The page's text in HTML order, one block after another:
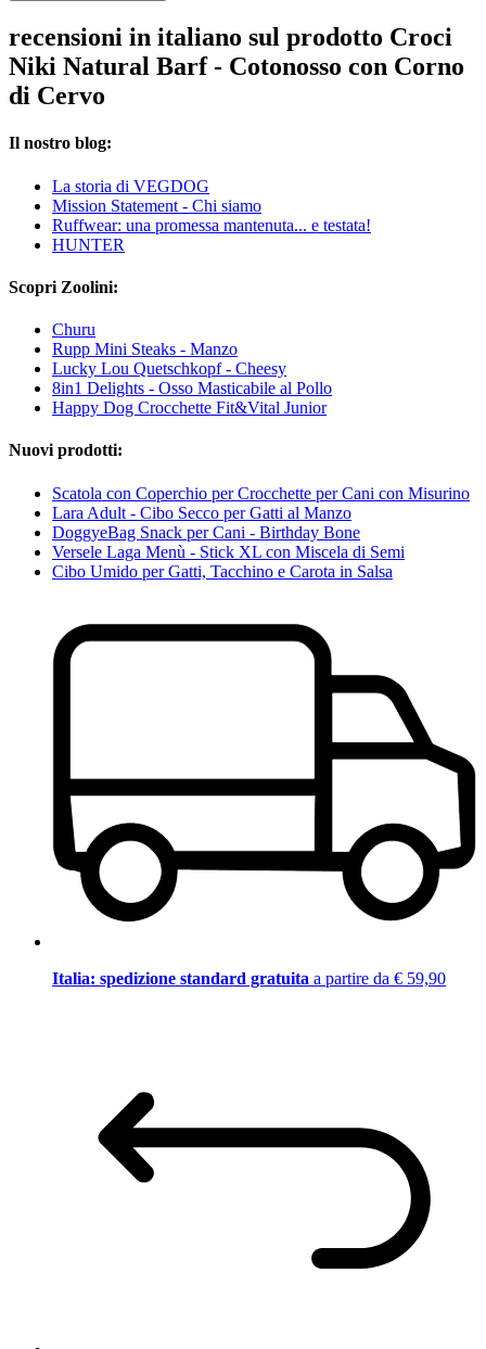
recensioni in italiano sul prodotto Croci
Niki Natural Barf - Cotonosso con Corno
di Cervo
Il nostro blog:
La storia di VEGDOG
Mission Statement - Chi siamo
Ruffwear: una promessa mantenuta... e testata!
HUNTER
Scopri Zoolini:
Churu
Rupp Mini Steaks - Manzo
Lucky Lou Quetschkopf - Cheesy
8in1 Delights - Osso Masticabile al Pollo
Happy Dog Crocchette Fit&Vital Junior
Nuovi prodotti:
Scatola con Coperchio per Crocchette per Cani con Misurino
Lara Adult - Cibo Secco per Gatti al Manzo
DoggyeBag Snack per Cani - Birthday Bone
Versele Laga Menù - Stick XL con Miscela di Semi
Cibo Umido per Gatti, Tacchino e Carota in Salsa
Italia: spedizione standard gratuita a partire da € 59,90